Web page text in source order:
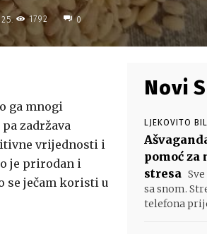
1792 0
ga mnogi
zadržava
vrijednosti i
je prirodan i
se ječam koristi u
Novi
LJEKOVITO
pomoć
stresa
sa snom.
telefona